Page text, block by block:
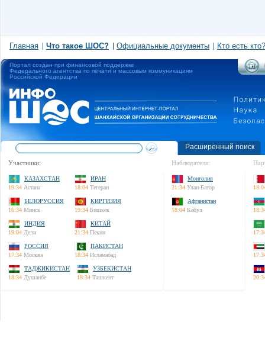
Главная Что такое ШОС? Официальные документы Кто есть кто?
Портал создан при финансовой поддержке
Федерального агентства по печати и массовым коммуникациям
Российской Федерации
Расширенный поиск
Участники:
КАЗАХСТАН
19:34 Астана
ИРАН
18:04 Тегеран
БЕЛОРУССИЯ
16:34 Минск
КИРГИЗИЯ
19:34 Бишкек
ИНДИЯ
19:04 Дели
КИТАЙ
21:34 Пекин
РОССИЯ
17:34 Москва
ПАКИСТАН
18:34 Исламабад
ТАДЖИКИСТАН
18:34 Душанбе
УЗБЕКИСТАН
18:34 Ташкент
Наблюдатели:
Монголия
21:34 Улан-Батор
Афганистан
18:04 Кабул